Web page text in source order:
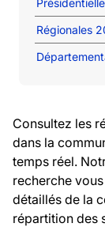
Régionales
Consultez les
dans la
temps réel.
recherche
détaillés de la
répartition des